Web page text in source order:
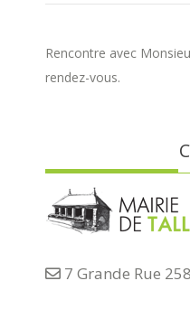
Rencontre avec
rendez-vous.
7 Grande Rue